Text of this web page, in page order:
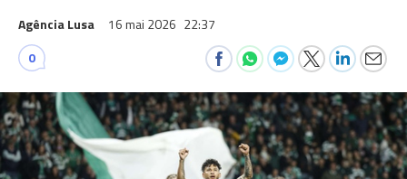
Agência Lusa 16 mai 2026 22:37
0